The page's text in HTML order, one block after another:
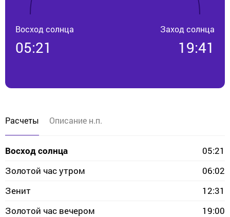
Восход солнца
05:21
Заход солнца
19:41
Расчеты Описание н.п.
Восход солнца
05:21
Золотой час утром
06:02
Зенит
12:31
Золотой час вечером
19:00